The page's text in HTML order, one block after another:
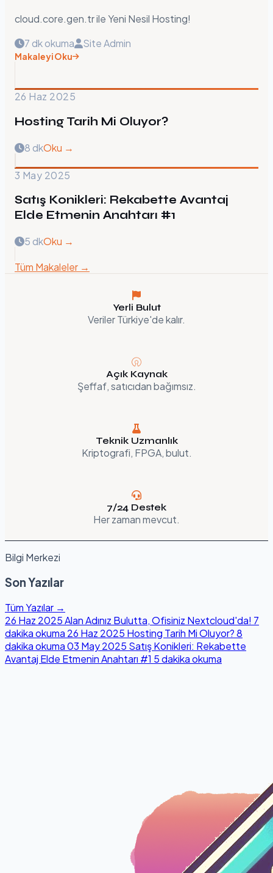
cloud.core.gen.tr ile Yeni Nesil Hosting!
7 dk okuma
Site Admin
Makaleyi Oku
26 Haz 2025
Hosting Tarih Mi Oluyor?
8 dkOku →
3 May 2025
Satış Konikleri: Rekabette Avantaj
Elde Etmenin Anahtarı #1
5 dkOku →
Tüm Makaleler →
Yerli Bulut
Veriler Türkiye'de kalır.
Açık Kaynak
Şeffaf, satıcıdan bağımsız.
Teknik Uzmanlık
Kriptografi, FPGA, bulut.
7/24 Destek
Her zaman mevcut.
Bilgi Merkezi
Son Yazılar
Tüm Yazılar →
26 Haz 2025Alan Adınız Bulutta, Ofisiniz Nextcloud'da! 7
dakika okuma 26 Haz 2025 Hosting Tarih Mi Oluyor?8
dakika okuma03 May 2025 Satış Konikleri: Rekabette
Avantaj Elde Etmenin Anahtarı #1 5 dakika okuma